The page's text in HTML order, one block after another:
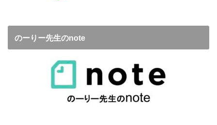
のーりー先生のnote